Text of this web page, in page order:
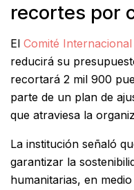
recortes por
El Comité
reducirá su
recortará 2 mil 900
parte de un plan de
que atraviesa la
La institución señaló
garantizar la
humanitarias, en